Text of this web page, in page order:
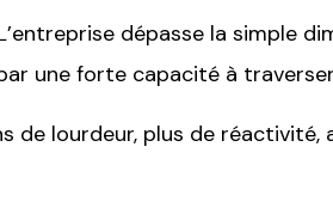
dépasse la simple
une forte capacité à
de lourdeur, plus de réactivité,